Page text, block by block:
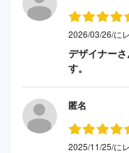
2026/03/26/に
デザイナー
す。
匿名
2025/11/25/に